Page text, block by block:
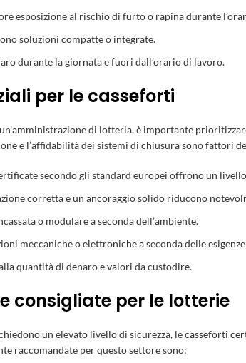
esposizione al rischio di furto o rapina durante
soluzioni compatte o integrate.
durante la giornata e fuori dall’orario di lavoro.
per le casseforti
di lotteria, è importante
e l’affidabilità dei sistemi di chiusura sono fattori
secondo gli standard europei offrono un
corretta e un ancoraggio solido riducono
o modulare a seconda dell’ambiente.
meccaniche o elettroniche a seconda delle
quantità di denaro e valori da custodire.
consigliate per le lotterie
un elevato livello di sicurezza, lecasseforti
raccomandate per questo settore sono: